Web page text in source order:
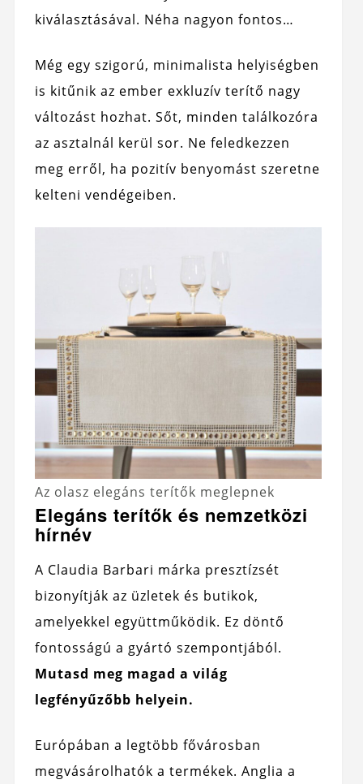
kiválasztásával. Néha nagyon fontos…
Még egy szigorú, minimalista helyiségben
is kitűnik az ember exkluzív terítő nagy
változást hozhat. Sőt, minden találkozóra
az asztalnál kerül sor. Ne feledkezzen
meg erről, ha pozitív benyomást szeretne
kelteni vendégeiben.
Az olasz elegáns terítők meglepnek
Elegáns terítők és nemzetközi
hírnév
A Claudia Barbari márka presztízsét
bizonyítják az üzletek és butikok,
amelyekkel együttműködik. Ez döntő
fontosságú a gyártó szempontjából.
Mutasd meg magad a világ
legfényűzőbb helyein.
Európában a legtöbb fővárosban
megvásárolhatók a termékek. Anglia a